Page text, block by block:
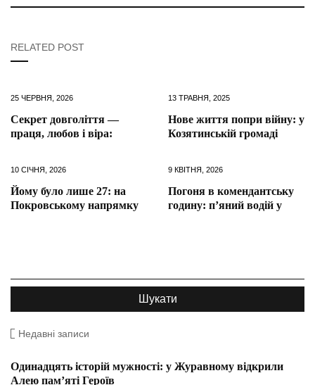
RELATED POST
25 ЧЕРВНЯ, 2026
Секрет довголіття —
праця, любов і віра:
13 ТРАВНЯ, 2025
Нове життя попри війну: у
Козятинській громаді
10 СІЧНЯ, 2026
Йому було лише 27: на
Покровському напрямку
9 КВІТНЯ, 2026
Погоня в комендантську
годину: п’яний водій у
Недавні записи
Одинадцять історій мужності: у Журавному відкрили
Алею пам’яті Героїв